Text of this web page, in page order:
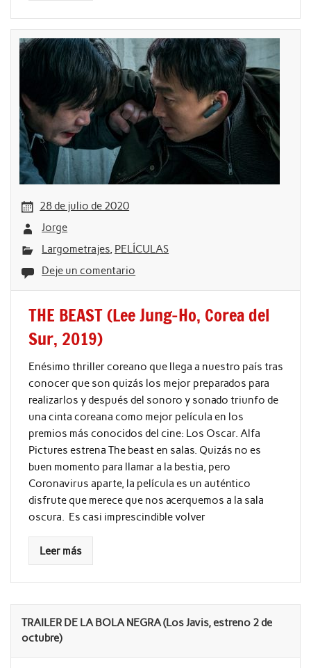
28 de julio de 2020
Jorge
Largometrajes, PELÍCULAS
Deje un comentario
THE BEAST (Lee Jung-Ho, Corea del
Sur, 2019)
Enésimo thriller coreano que llega a nuestro país tras
conocer que son quizás los mejor preparados para
realizarlos y después del sonoro y sonado triunfo de
una cinta coreana como mejor película en los
premios más conocidos del cine: Los Oscar. Alfa
Pictures estrena The beast en salas. Quizás no es
buen momento para llamar a la bestia, pero
Coronavirus aparte, la película es un auténtico
disfrute que merece que nos acerquemos a la sala
oscura. Es casi imprescindible volver
Leer más
TRAILER DE LA BOLA NEGRA (Los Javis, estreno 2 de
octubre)